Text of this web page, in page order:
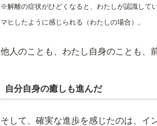
※解離の症状がひどくなると、わたしが認識して
マヒしたように感じられる（わたしの場合）。
他人のことも、わたし自身のことも、
自分自身の癒しも進んだ
そして、確実な進歩を感じたのは、イ